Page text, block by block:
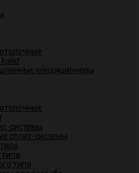
кондиционеры
системы
сплит-системы
типа